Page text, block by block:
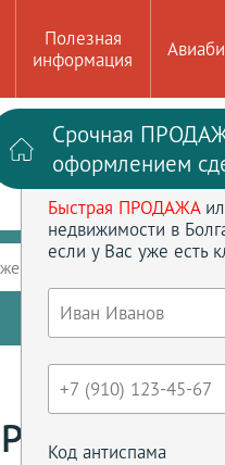
Полезная
информация
Войти на
до кв.м
Кол-во спален
Срочная
оформлением
Быстрая ПРОДАЖА
недвижимости в
если у Вас уже есть
Код антиспама